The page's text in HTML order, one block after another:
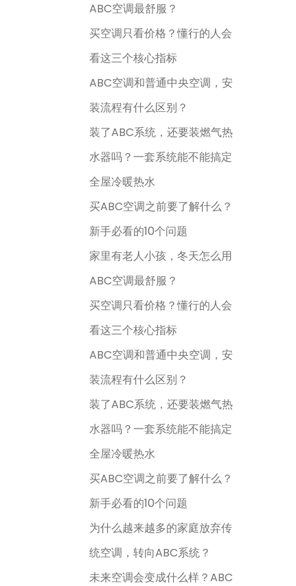
ABC空调最舒服？
买空调只看价格？懂行的人会
看这三个核心指标
ABC空调和普通中央空调，安
装流程有什么区别？
装了ABC系统，还要装燃气热
水器吗？一套系统能不能搞定
全屋冷暖热水
买ABC空调之前要了解什么？
新手必看的10个问题
家里有老人小孩，冬天怎么用
ABC空调最舒服？
买空调只看价格？懂行的人会
看这三个核心指标
ABC空调和普通中央空调，安
装流程有什么区别？
装了ABC系统，还要装燃气热
水器吗？一套系统能不能搞定
全屋冷暖热水
买ABC空调之前要了解什么？
新手必看的10个问题
为什么越来越多的家庭放弃传
统空调，转向ABC系统？
未来空调会变成什么样？ABC